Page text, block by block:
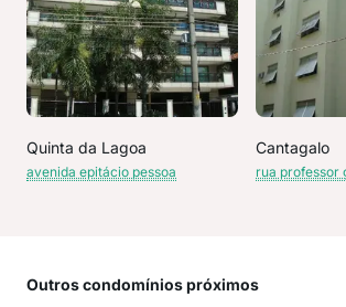
Quinta da Lagoa
avenida epitácio pessoa
Cantagalo
rua professor
Outros condomínios próximos